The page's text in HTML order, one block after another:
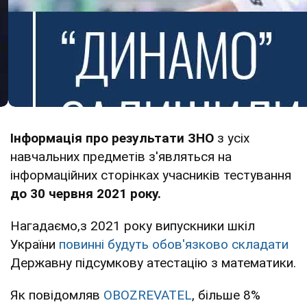
Інформація про результати ЗНО з усіх
навчальних предметів з'являться на
інформаційних сторінках учасників тестування
до 30 червня 2021 року.
Нагадаємо,з 2021 року випускники шкіл
України повинні будуть обов'язково складати
Державну підсумкову атестацію з математики.
Як повідомляв OBOZREVATEL, більше 8%